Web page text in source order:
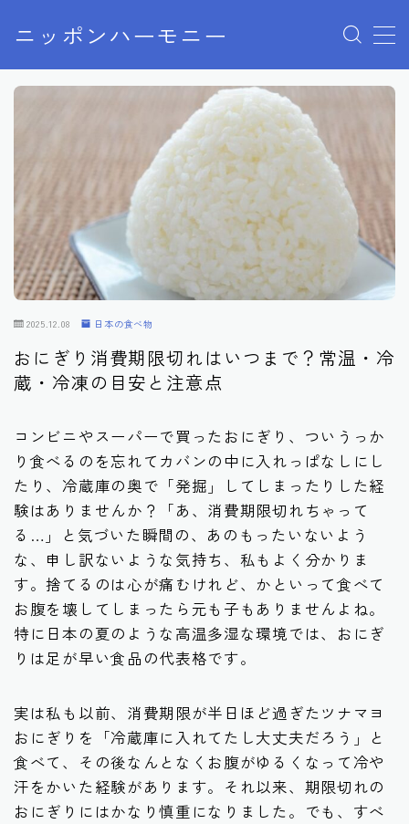
ニッポンハーモニー
MENU
プライバシーポリシー
特定商取引法に基づく表記
お問い合わせ
2025.12.08 日本の食べ物
おにぎり消費期限切れはいつまで？常温・冷
蔵・冷凍の目安と注意点
コンビニやスーパーで買ったおにぎり、ついうっか
り食べるのを忘れてカバンの中に入れっぱなしにし
たり、冷蔵庫の奥で「発掘」してしまったりした経
験はありませんか？「あ、消費期限切れちゃって
る…」と気づいた瞬間の、あのもったいないよう
な、申し訳ないような気持ち、私もよく分かりま
す。捨てるのは心が痛むけれど、かといって食べて
お腹を壊してしまったら元も子もありませんよね。
特に日本の夏のような高温多湿な環境では、おにぎ
りは足が早い食品の代表格です。
実は私も以前、消費期限が半日ほど過ぎたツナマヨ
おにぎりを「冷蔵庫に入れてたし大丈夫だろう」と
食べて、その後なんとなくお腹がゆるくなって冷や
汗をかいた経験があります。それ以来、期限切れの
おにぎりにはかなり慎重になりました。でも、すべ